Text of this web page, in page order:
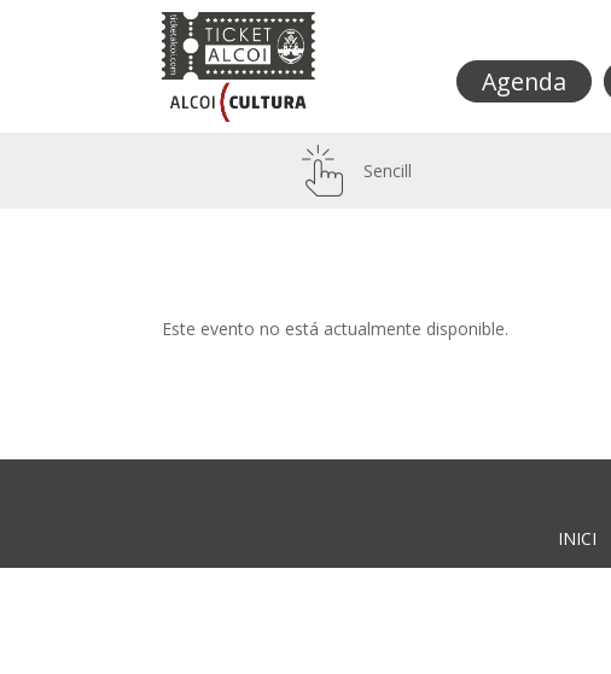
Agenda
Sencill
Este evento no está actualmente disponible.
INICI